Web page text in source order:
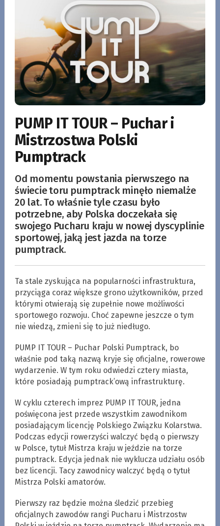
PUMP IT TOUR – Puchar i
Mistrzostwa Polski
Pumptrack
Od momentu powstania pierwszego na
świecie toru pumptrack minęło niemalże
20 lat. To właśnie tyle czasu było
potrzebne, aby Polska doczekała się
swojego Pucharu kraju w nowej dyscyplinie
sportowej, jaką jest jazda na torze
pumptrack.
Ta stale zyskująca na popularności infrastruktura,
przyciąga coraz większe grono użytkowników, przed
którymi otwierają się zupełnie nowe możliwości
sportowego rozwoju. Choć zapewne jeszcze o tym
nie wiedzą, zmieni się to już niedługo.
PUMP IT TOUR – Puchar Polski Pumptrack, bo
właśnie pod taką nazwą kryje się oficjalne, rowerowe
wydarzenie. W tym roku odwiedzi cztery miasta,
które posiadają pumptrack’ową infrastrukturę.
W cyklu czterech imprez PUMP IT TOUR, jedna
poświęcona jest przede wszystkim zawodnikom
posiadającym licencję Polskiego Związku Kolarstwa.
Podczas edycji rowerzyści walczyć będą o pierwszy
w Polsce, tytuł Mistrza kraju w jeździe na torze
pumptrack. Edycja jednak nie wyklucza udziału osób
bez licencji. Tacy zawodnicy walczyć będą o tytuł
Mistrza Polski amatorów.
Pierwszy raz będzie można śledzić przebieg
oficjalnych zawodów rangi Pucharu i Mistrzostw